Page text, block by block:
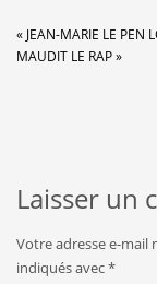
« JEAN-MARIE LE PEN
MAUDIT LE RAP »
Laisser un
Votre adresse e-mail
indiqués avec*